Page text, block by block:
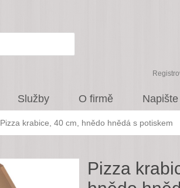
Služby O firmě
Pizza krabice, 40 cm, hnědo hnědá s potiskem
Pizza